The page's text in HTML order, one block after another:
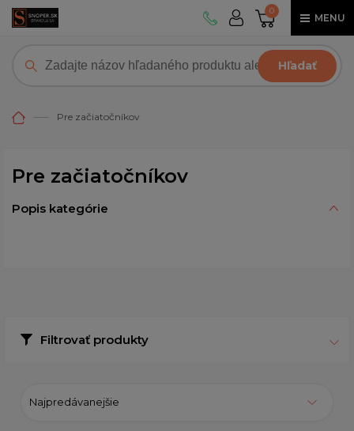
0
MENU
Hľadať
Pre začiatočníkov
Pre začiatočníkov
Popis kategórie
Filtrovať produkty
Najpredávanejšie